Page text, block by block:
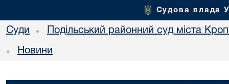
Судова влада
Суди • Подільський районний суд міста
• Новини